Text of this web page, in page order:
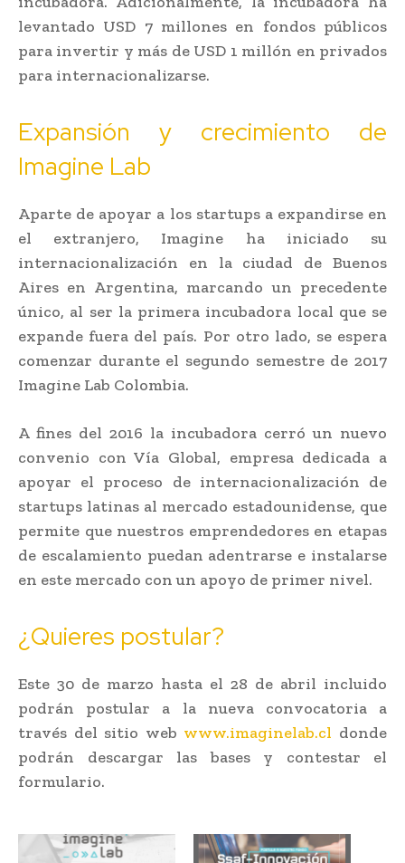
levantado USD 7 millones en fondos públicos
para invertir y más de USD 1 millón en privados
para internacionalizarse.
Expansión y crecimiento de
Imagine Lab
Aparte de apoyar a los startups a expandirse en
el extranjero, Imagine ha iniciado su
internacionalización en la ciudad de Buenos
Aires en Argentina, marcando un precedente
único, al ser la primera incubadora local que se
expande fuera del país. Por otro lado, se espera
comenzar durante el segundo semestre de 2017
Imagine Lab Colombia.
A fines del 2016 la incubadora cerró un nuevo
convenio con Vía Global, empresa dedicada a
apoyar el proceso de internacionalización de
startups latinas al mercado estadounidense, que
permite que nuestros emprendedores en etapas
de escalamiento puedan adentrarse e instalarse
en este mercado con un apoyo de primer nivel.
¿Quieres postular?
Este 30 de marzo hasta el 28 de abril incluido
podrán postular a la nueva convocatoria a
través del sitio web www.imaginelab.cl donde
podrán descargar las bases y contestar el
formulario.